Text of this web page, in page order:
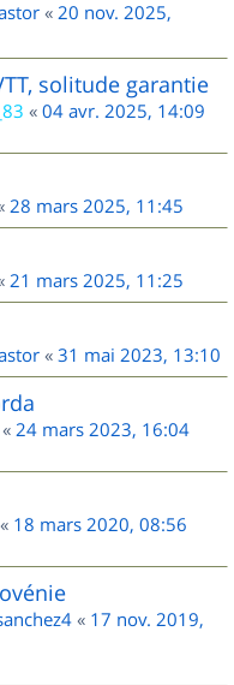
« 20 nov. 2025,
solitude garantie
« 04 avr. 2025, 14:09
28 mars 2025, 11:45
21 mars 2025, 11:25
« 31 mai 2023, 13:10
« 24 mars 2023, 16:04
« 18 mars 2020, 08:56
« 17 nov. 2019,